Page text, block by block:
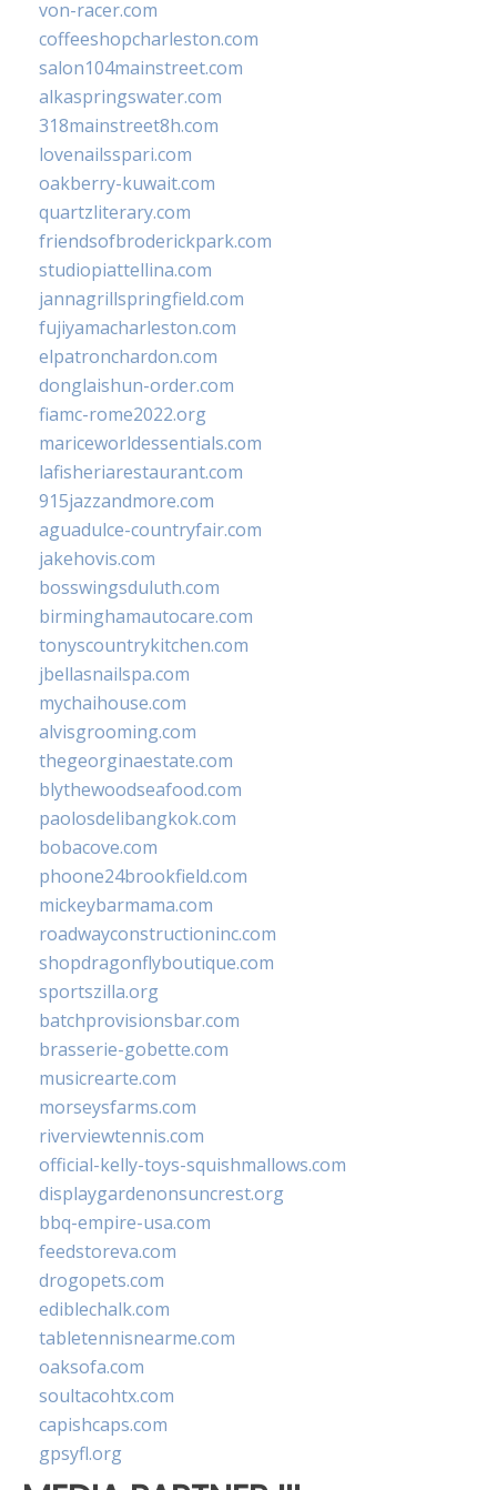
von-racer.com
coffeeshopcharleston.com
salon104mainstreet.com
alkaspringswater.com
318mainstreet8h.com
lovenailsspari.com
oakberry-kuwait.com
quartzliterary.com
friendsofbroderickpark.com
studiopiattellina.com
jannagrillspringfield.com
fujiyamacharleston.com
elpatronchardon.com
donglaishun-order.com
fiamc-rome2022.org
mariceworldessentials.com
lafisheriarestaurant.com
915jazzandmore.com
aguadulce-countryfair.com
jakehovis.com
bosswingsduluth.com
birminghamautocare.com
tonyscountrykitchen.com
jbellasnailspa.com
mychaihouse.com
alvisgrooming.com
thegeorginaestate.com
blythewoodseafood.com
paolosdelibangkok.com
bobacove.com
phoone24brookfield.com
mickeybarmama.com
roadwayconstructioninc.com
shopdragonflyboutique.com
sportszilla.org
batchprovisionsbar.com
brasserie-gobette.com
musicrearte.com
morseysfarms.com
riverviewtennis.com
official-kelly-toys-squishmallows.com
displaygardenonsuncrest.org
bbq-empire-usa.com
feedstoreva.com
drogopets.com
ediblechalk.com
tabletennisnearme.com
oaksofa.com
soultacohtx.com
capishcaps.com
gpsyfl.org